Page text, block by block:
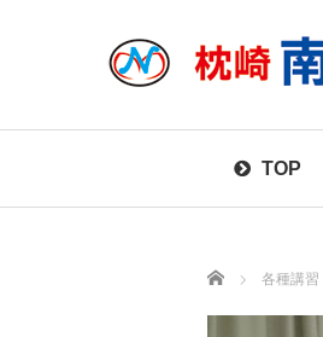
TOP
Home 各種講習